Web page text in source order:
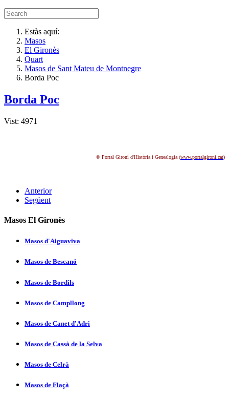
Estàs aquí:
Masos
El Gironès
Quart
Masos de Sant Mateu de Montnegre
Borda Poc
Borda Poc
Vist: 4971
© Portal Gironí d'Història i Genealogia (www.portalgironi.cat)
Anterior
Següent
Masos El Gironès
Masos d'Aiguaviva
Masos de Bescanó
Masos de Bordils
Masos de Campllong
Masos de Canet d'Adri
Masos de Cassà de la Selva
Masos de Celrà
Masos de Flaçà